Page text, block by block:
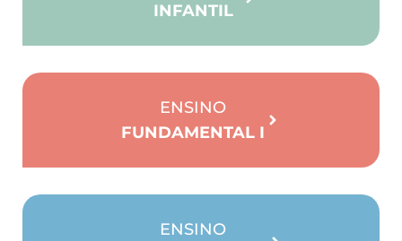
INFANTIL
ENSINO
FUNDAMENTAL I
ENSINO